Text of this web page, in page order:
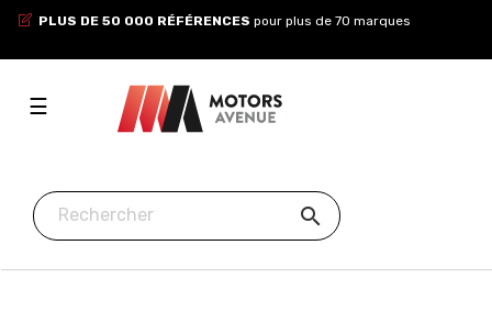
PLUS DE 50 000 RÉFÉRENCES pour plus de 70 marques
Toggle
navigation
☰
